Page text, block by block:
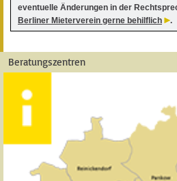
eventuelle Änderungen in der
Berliner Mieterverein gerne behilflich
.
Beratungszentren